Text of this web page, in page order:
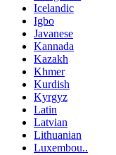
Icelandic
Igbo
Javanese
Kannada
Kazakh
Khmer
Kurdish
Kyrgyz
Latin
Latvian
Lithuanian
Luxembou..